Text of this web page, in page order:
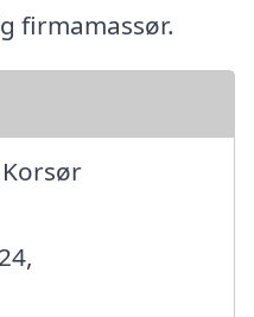
firmamassør.